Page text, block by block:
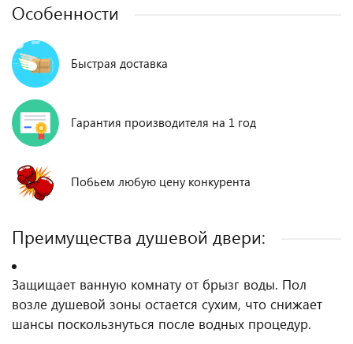
Особенности
Быстрая доставка
Гарантия производителя на 1 год
Побьем любую цену конкурента
Преимущества душевой двери:
Защищает ванную комнату от брызг воды. Пол
возле душевой зоны остается сухим, что снижает
шансы поскользнуться после водных процедур.